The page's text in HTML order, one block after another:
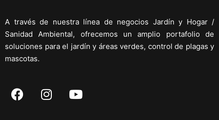
A través de nuestra línea de negocios Jardín y Hogar /
Sanidad Ambiental, ofrecemos un amplio portafolio de
soluciones para el jardín y áreas verdes, control de plagas y
mascotas.